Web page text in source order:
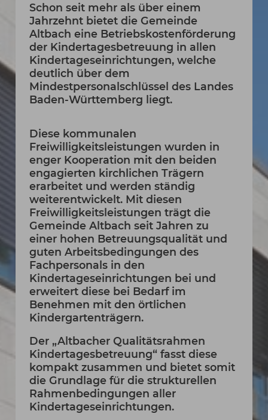
Schon seit mehr als über einem
Jahrzehnt bietet die Gemeinde
Altbach eine Betriebskostenförderung
der Kindertagesbetreuung in allen
Kindertageseinrichtungen, welche
deutlich über dem
Mindestpersonalschlüssel des Landes
Baden-Württemberg liegt.
Diese kommunalen
Freiwilligkeitsleistungen wurden in
enger Kooperation mit den beiden
engagierten kirchlichen Trägern
erarbeitet und werden ständig
weiterentwickelt. Mit diesen
Freiwilligkeitsleistungen trägt die
Gemeinde Altbach seit Jahren zu
einer hohen Betreuungsqualität und
guten Arbeitsbedingungen des
Fachpersonals in den
Kindertageseinrichtungen bei und
erweitert diese bei Bedarf im
Benehmen mit den örtlichen
Kindergartenträgern.
Der „Altbacher Qualitätsrahmen
Kindertagesbetreuung“ fasst diese
kompakt zusammen und bietet somit
die Grundlage für die strukturellen
Rahmenbedingungen aller
Kindertageseinrichtungen.